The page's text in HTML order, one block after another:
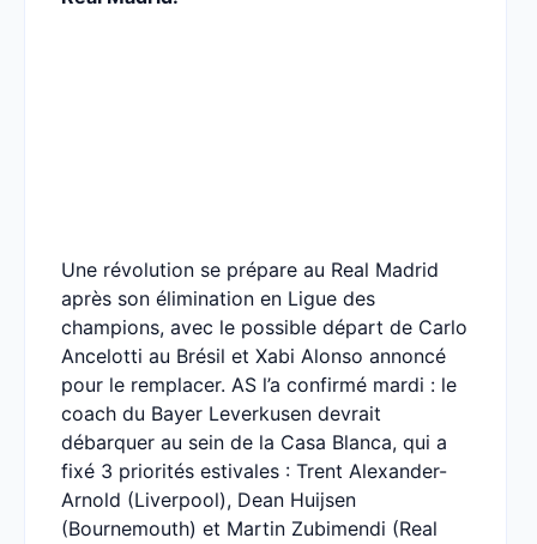
Une révolution se prépare au Real Madrid
après son élimination en Ligue des
champions, avec le possible départ de Carlo
Ancelotti au Brésil et Xabi Alonso annoncé
pour le remplacer. AS l’a confirmé mardi : le
coach du Bayer Leverkusen devrait
débarquer au sein de la Casa Blanca, qui a
fixé 3 priorités estivales : Trent Alexander-
Arnold (Liverpool), Dean Huijsen
(Bournemouth) et Martin Zubimendi (Real